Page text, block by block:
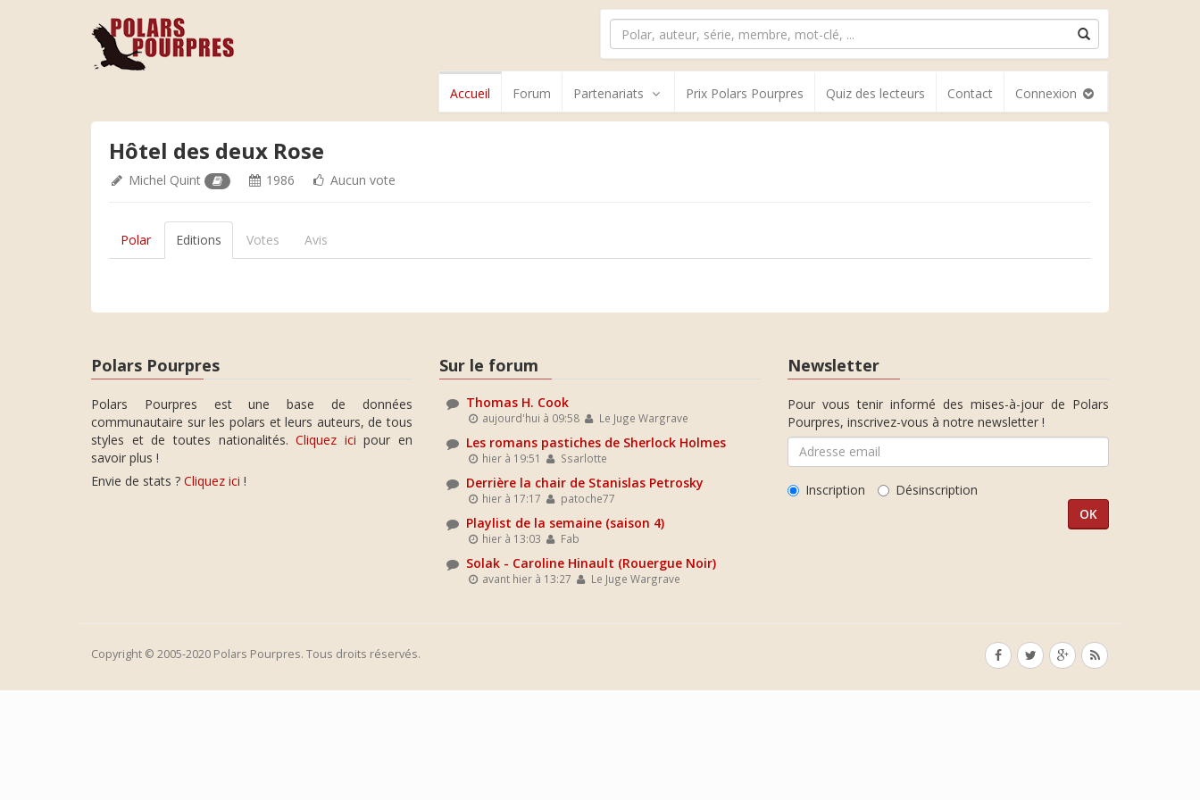
Accueil Forum Partenariats Prix Polars Pourpres Quiz des lecteurs Contact Connexion
Hôtel des deux Rose
Michel Quint 1986 Aucun vote
Polar Editions Votes Avis
Polars Pourpres
Polars Pourpres est une base de données
communautaire sur les polars et leurs auteurs, de tous
styles et de toutes nationalités.Cliquez ici pour en
savoir plus !
Envie de stats ? Cliquez ici !
Sur le forum
Thomas H. Cook
aujourd'hui à 09:58 Le Juge Wargrave
Les romans pastiches de Sherlock Holmes
hier à 19:51 Ssarlotte
Derrière la chair de Stanislas Petrosky
hier à 17:17 patoche77
Playlist de la semaine (saison 4)
hier à 13:03 Fab
Solak - Caroline Hinault (Rouergue Noir)
avant hier à 13:27 Le Juge Wargrave
Newsletter
Pour vous tenir informé des mises-à-jour de Polars
Pourpres, inscrivez-vous à notre newsletter !
Inscription Désinscription
Copyright © 2005-2020 Polars Pourpres. Tous droits réservés.